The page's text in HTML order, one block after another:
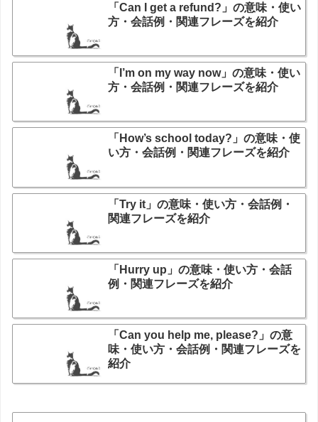
「Can I get a refund?」の意味・使い
方・会話例・関連フレーズを紹介
「I’m on my way now」の意味・使い
方・会話例・関連フレーズを紹介
「How’s school today?」の意味・使
い方・会話例・関連フレーズを紹介
「Try it」の意味・使い方・会話例・
関連フレーズを紹介
「Hurry up」の意味・使い方・会話
例・関連フレーズを紹介
「Can you help me, please?」の意
味・使い方・会話例・関連フレーズを
紹介